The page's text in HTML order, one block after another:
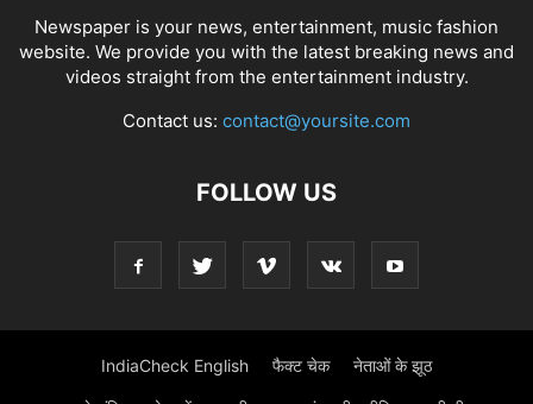
Newspaper is your news, entertainment, music fashion
website. We provide you with the latest breaking news and
videos straight from the entertainment industry.
Contact us: contact@yoursite.com
FOLLOW US
IndiaCheck English फैक्ट चेक नेताओं के झूठ